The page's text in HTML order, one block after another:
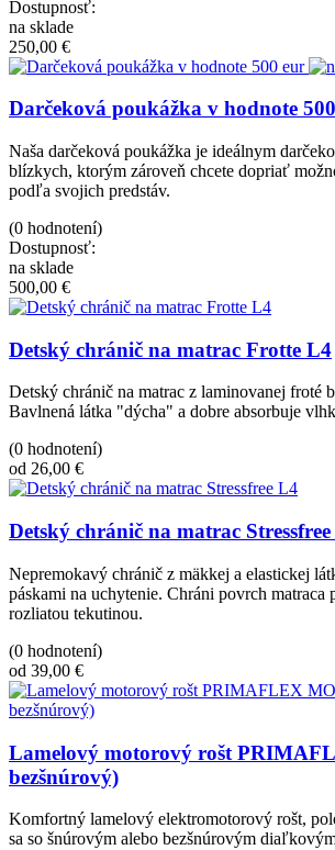
Dostupnosť:
na sklade
250,00 €
Darčeková poukážka v hodnote
Naša darčeková poukážka je ideálnym
blízkych, ktorým zároveň chcete dopriať
podľa svojich predstáv.
(0 hodnotení)
Dostupnosť:
na sklade
500,00 €
Detský chránič na matrac Frotte L4
Detský chránič na matrac z laminovanej froté
Bavlnená látka "dýcha" a dobre absorbuje
(0 hodnotení)
od 26,00 €
Detský chránič na matrac
Nepremokavý chránič z mäkkej a elastickej
páskami na uchytenie. Chráni povrch matraca
rozliatou tekutinou.
(0 hodnotení)
od 39,00 €
Lamelový motorový rošt
bezšnúrový)
Komfortný lamelový elektromotorový rošt,
sa so šnúrovým alebo bezšnúrovým